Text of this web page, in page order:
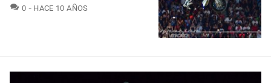
0 COMENTARIOS
HACE 10 AÑOS